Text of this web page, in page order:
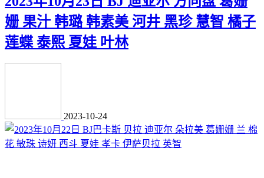
姗 果汁 韩璐 韩素美 河井 黑珍 慧智 橘子
莲蝶 泰熙 夏娃 叶林
2023-10-24